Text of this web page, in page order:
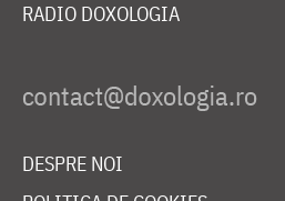
RADIO DOXOLOGIA
DESPRE NOI